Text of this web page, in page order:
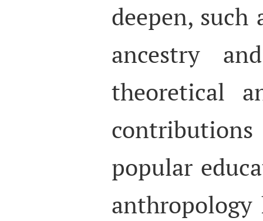
deepen,
ancestry
theoretical
popular